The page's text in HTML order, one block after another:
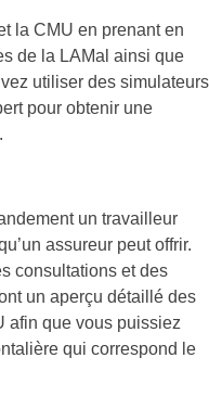
la CMU en prenant en
de la LAMal ainsi que
utiliser des simulateurs
pour obtenir une
un travailleur
assureur peut offrir.
consultations et des
un aperçu détaillé des
afin que vous puissiez
qui correspond le